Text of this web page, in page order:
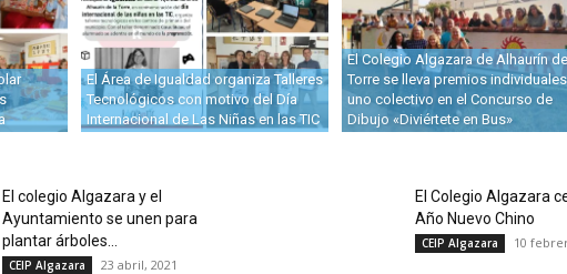
El Área de Igualdad organiza Talleres
Tecnológicos con motivo del Día
Internacional de Las Niñas en las TIC
El Colegio Algazara de Alhaurín
Torre se lleva premios
uno colectivo en el Concurso de
Dibujo «Diviértete en Bus»
El colegio Algazara y el
Ayuntamiento se unen para
plantar árboles...
CEIP Algazara 23 abril, 2021
El Colegio Algazara
Año Nuevo Chino
CEIP Algazara 10